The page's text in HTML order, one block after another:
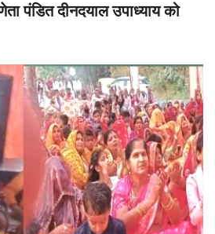
पंडित दीनदयाल उपाध्याय को